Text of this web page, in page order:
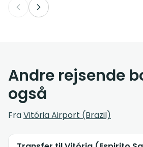
Andre rejsende
også
FraVitória Airport (Brazil)